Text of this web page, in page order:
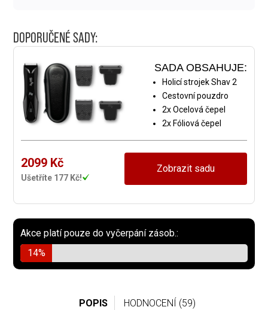
DOPORUČENÉ SADY:
SADA OBSAHUJE:
Holicí strojek Shav 2
Cestovní pouzdro
2x Ocelová čepel
2x Fóliová čepel
2099 Kč
Ušetříte 177 Kč!
Zobrazit sadu
Akce platí pouze do vyčerpání zásob.:
14%
POPIS HODNOCENÍ (59)